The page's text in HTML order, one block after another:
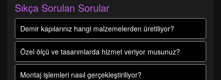
Sıkça Sorulan Sorular
Demir kapılarınız hangi malzemelerden üretiliyor?
Özel ölçü ve tasarımlarda hizmet veriyor musunuz?
Montaj işlemleri nasıl gerçekleştiriliyor?